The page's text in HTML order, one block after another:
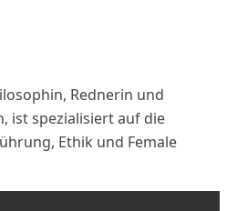
Rednerin und
ist spezialisiert auf die
Ethik und Female